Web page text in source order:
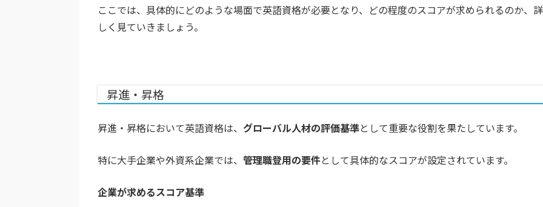
ここでは、具体的にどのような場面で英語資格が必要となり、どの程度のスコアが求められるのか、詳
しく見ていきましょう。
昇進・昇格
昇進・昇格において英語資格は、 グローバル人材の評価基準として重要な役割を果たしています。
特に大手企業や外資系企業では、 管理職登用の要件として具体的なスコアが設定されています。
企業が求めるスコア基準